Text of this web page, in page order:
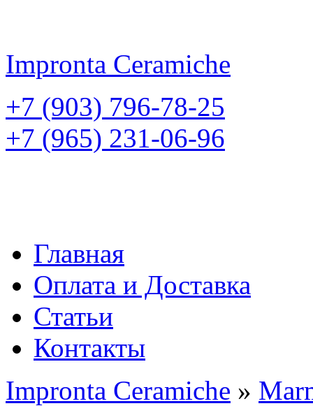
Impronta Ceramiche
+7 (903) 796-78-25
+7 (965) 231-06-96
Главная
Оплата и Доставка
Статьи
Контакты
Impronta Ceramiche »